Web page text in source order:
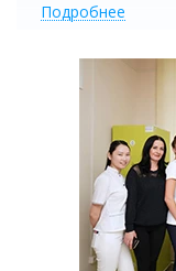
Подробнее